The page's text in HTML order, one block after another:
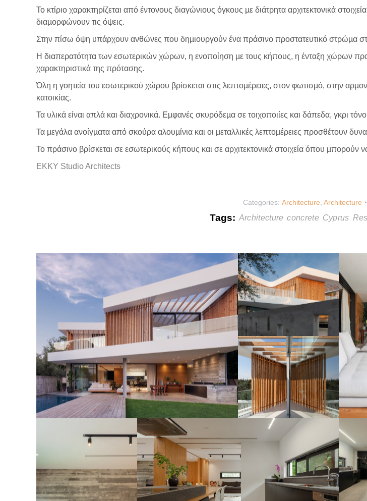
Το κτίριο χαρακτηρίζεται από έντονους διαγώνιους όγκους µε διάτρητα αρχιτεκτονικά
διαµορφώνουν τις όψεις.
Στην πίσω όψη υπάρχουν ανθώνες που δηµιουργούν ένα πράσινο προστατευτικό στρώµα
Η διαπερατότητα των εσωτερικών χώρων, η ενοποίηση µε τους κήπους, η ένταξη χώρων
χαρακτηριστικά της πρότασης.
Όλη η γοητεία του εσωτερικού χώρου βρίσκεται στις λεπτοµέρειες, στον φωτισµό, στην
κατοικίας.
Τα υλικά είναι απλά και διαχρονικά. Εµφανές σκυρόδεµα σε τοιχοποιίες και δάπεδα, γκρι
Τα µεγάλα ανοίγµατα από σκούρα αλουµίνια και οι µεταλλικές λεπτοµέρειες προσθέτουν
Το πράσινο βρίσκεται σε εσωτερικούς κήπους και σε αρχιτεκτονικά στοιχεία όπου
ΕΚΚΥ Studio Architects
Categories: Architecture Architecture
Tags: Architecture concrete Cyprus